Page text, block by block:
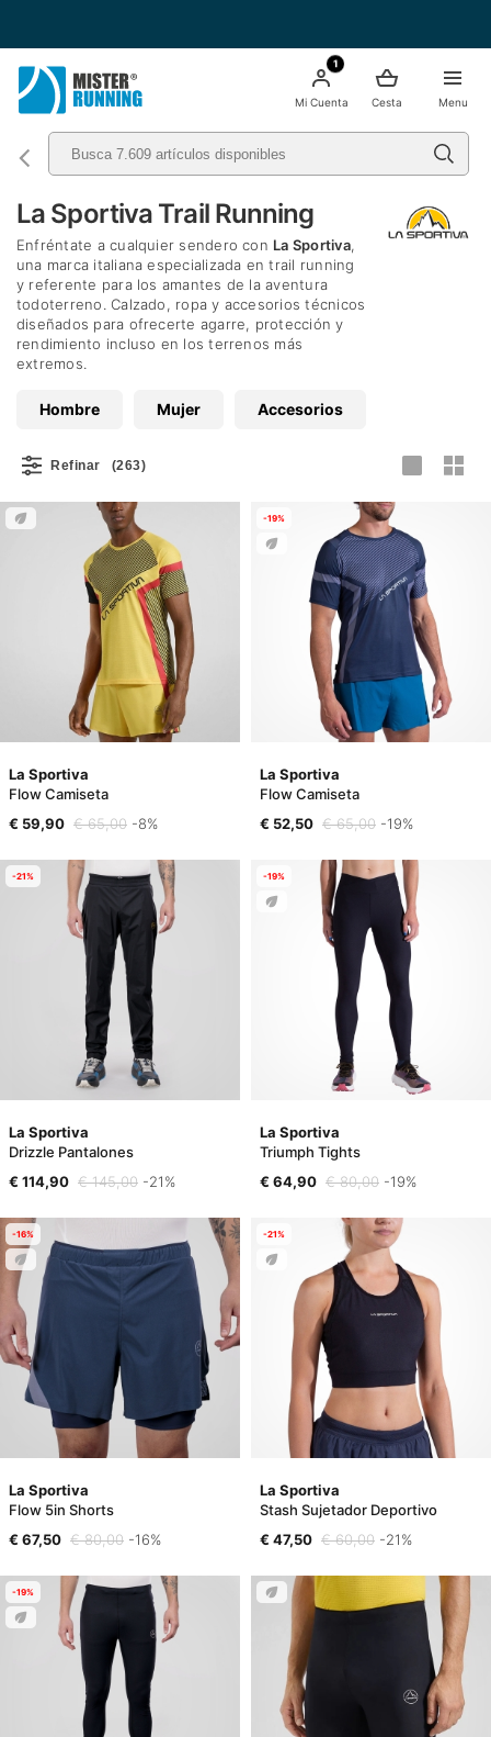
Menu
Cesta
1
Mi Cuenta
La Sportiva Trail Running
Enfréntate a cualquier sendero con La Sportiva,
una marca italiana especializada en trail running
y referente para los amantes de la aventura
todoterreno. Calzado, ropa y accesorios técnicos
diseñados para ofrecerte agarre, protección y
rendimiento incluso en los terrenos más
extremos.
Hombre Mujer Accesorios
Refinar (263)
La Sportiva
Flow Camiseta
€ 59,90 € 65,00 -8%
La Sportiva
Flow Camiseta
€ 52,50 € 65,00 -19%
-19%
La Sportiva
Drizzle Pantalones
€ 114,90 € 145,00 -21%
-21%
La Sportiva
Triumph Tights
€ 64,90 € 80,00 -19%
-19%
La Sportiva
Flow 5in Shorts
€ 67,50 € 80,00 -16%
-16%
La Sportiva
Stash Sujetador Deportivo
€ 47,50 € 60,00 -21%
-21%
-19%